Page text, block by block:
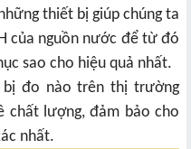
thiết bị giúp chúng ta
của nguồn nước để từ đó
sao cho hiệu quả nhất.
bị đo nào trên thị trường
chất lượng, đảm bảo cho
nhất.